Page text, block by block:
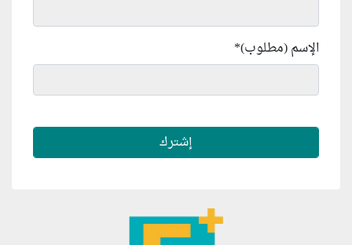
الإسم (مطلوب)*